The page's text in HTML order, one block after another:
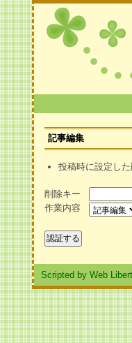
記事編集
投稿時に設定した
削除キー
作業内容
Scripted by Web